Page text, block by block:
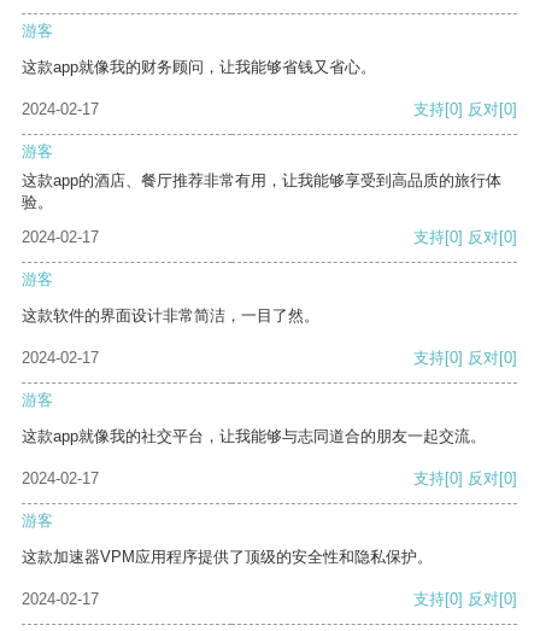
游客
这款app就像我的财务顾问，让我能够省钱又省心。
2024-02-17 支持[0] 反对[0]
游客
这款app的酒店、餐厅推荐非常有用，让我能够享受到高品质的旅行体
验。
2024-02-17
支持[0] 反对[0]
游客
这款软件的界面设计非常简洁，一目了然。
2024-02-17 支持[0] 反对[0]
游客
这款app就像我的社交平台，让我能够与志同道合的朋友一起交流。
2024-02-17 支持[0] 反对[0]
游客
这款加速器VPM应用程序提供了顶级的安全性和隐私保护。
2024-02-17 支持[0] 反对[0]